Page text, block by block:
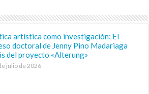
artística como investigación: El
doctoral de Jenny Pino Madariaga
del proyecto «Alterung»
julio de 2026